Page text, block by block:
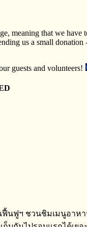
meaning that we
us a small
guests and volunteers!